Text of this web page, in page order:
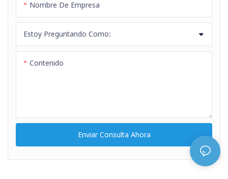
Nombre De Empresa
Estoy Preguntando Como:
Contenido
Enviar Consulta Ahora